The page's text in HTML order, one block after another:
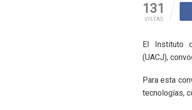
131
VISTAS
El Instituto
(UACJ),
Para esta
tecnologías,